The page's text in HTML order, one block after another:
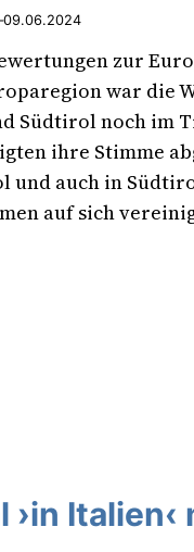
09.06.2024
zur
war die
Südtirol noch im
ihre Stimme
auch in
auf sich
›in